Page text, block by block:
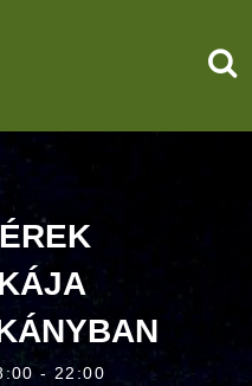
- 22:00